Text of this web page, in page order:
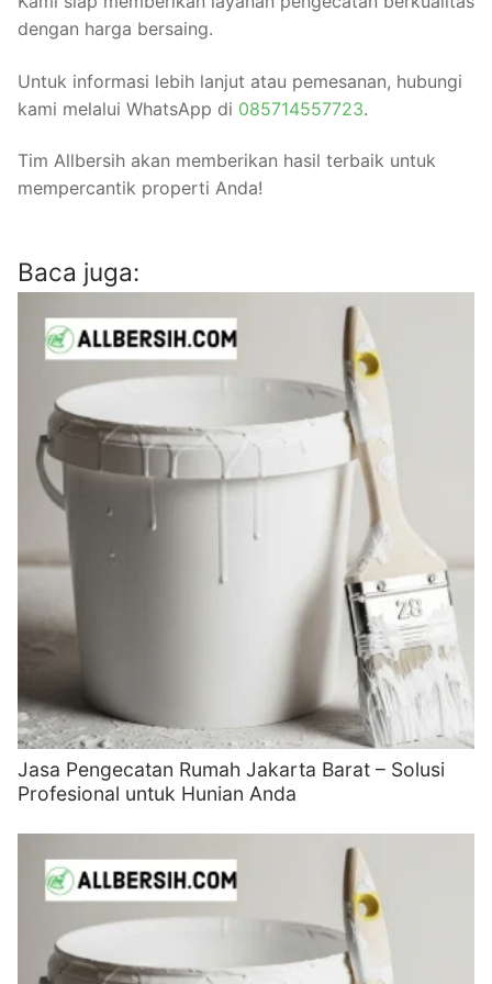
dengan harga bersaing.
Untuk informasi lebih lanjut atau pemesanan, hubungi
kami melalui WhatsApp di 085714557723.
Tim Allbersih akan memberikan hasil terbaik untuk
mempercantik properti Anda!
Baca juga:
Jasa Pengecatan Rumah Jakarta Barat – Solusi
Profesional untuk Hunian Anda